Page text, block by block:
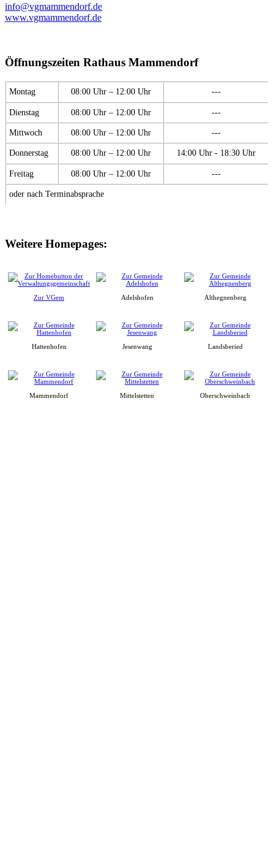
info@vgmammendorf.de
www.vgmammendorf.de
Öffnungszeiten Rathaus Mammendorf
Montag 08:00 Uhr – 12:00 Uhr ---
Dienstag 08:00 Uhr – 12:00 Uhr ---
Mittwoch 08:00 Uhr – 12:00 Uhr ---
Donnerstag 08:00 Uhr – 12:00 Uhr 14:00 Uhr - 18:30 Uhr
Freitag 08:00 Uhr – 12:00 Uhr ---
oder nach Terminabsprache
Weitere Homepages:
Zur VGem Adelshofen Althegnenberg
Hattenhofen Jesenwang Landsberied
Mammendorf Mittelstetten Oberschweinbach